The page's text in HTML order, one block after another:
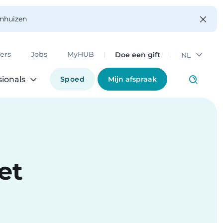
Jobs MyHUB Doe een gift NL
Spoed Mijn afspraak